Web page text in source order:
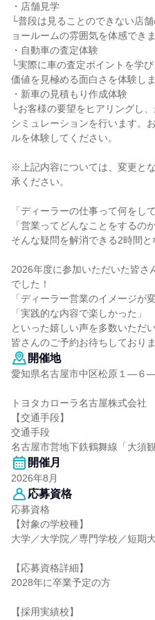
・店舗見学
└普段は見ることのできない店
ョールームの雰囲気を体感できま
・自動車の査定体験
└実際に車の査定ポイントを学
価値を見極める面白さを体験しま
・新車の見積もり作成体験
└お客様の要望をヒアリングし
シミュレーションを行います。
ルを体験してください。
※上記内容については、変更と
承ください。
「ディーラーの仕事って何をし
「営業ってどんなことをするのか
そんな疑問を解消できる2時間と
2026年度に参加いただいた皆さ
でした！
「ディーラー営業のイメージが
「実践的な内容で楽しかった」
といった嬉しい声を多数いただ
皆さんのご予約お待ちしておりま
開催地
愛知県名古屋市中区松原１―６
トヨタカローラ名古屋株式会社
【交通手段】
交通手段
名古屋市営地下鉄鶴舞線「大須
開催月
2026年8月
応募資格
応募資格
【対象の学校種】
大学／大学院／専門学校／短期
【応募資格詳細】
2028年に卒業予定の方
【採用実績校】